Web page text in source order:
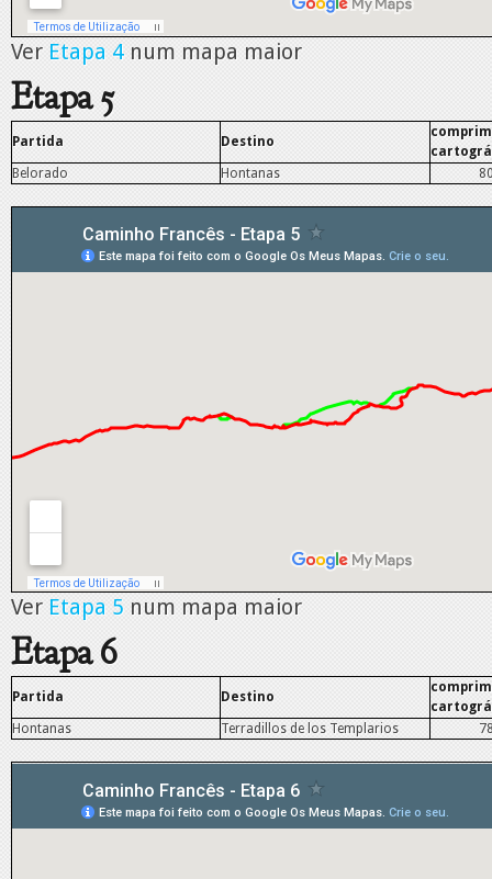
Ver Etapa 4 num mapa maior
Etapa 5
Partida Destino
Belorado
Hontanas
Ver Etapa 5 num mapa maior
Etapa 6
Partida Destino
Hontanas
Terradillos de los Templarios